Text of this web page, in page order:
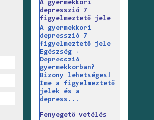
A gyermekkori
depresszió 7
figyelmeztető jele
A gyermekkori
depresszió 7
figyelmeztető jele
Egészség -
Depresszió
gyermekkorban?
Bizony lehetséges!
Íme a figyelmeztető
jelek és a
depress...
Fenyegető vetélés